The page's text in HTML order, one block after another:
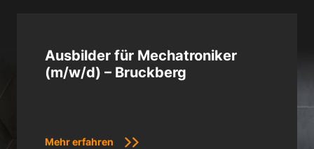
Ausbilder für Mechatroniker
(m/w/d) – Bruckberg
Mehr erfahren